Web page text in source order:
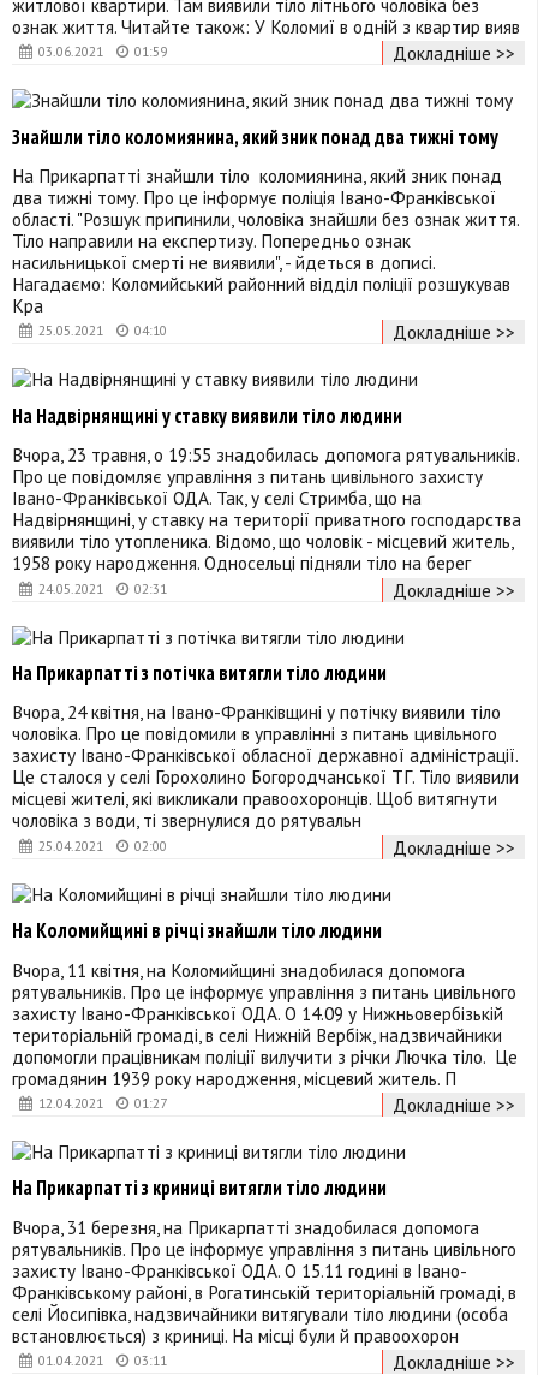
03.06.2021 01:59
житлової квартири. Там виявили тіло літнього чоловіка без
ознак життя. Читайте також: У Коломиї в одній з квартир вияв
Докладніше >>
25.05.2021 04:10
Знайшли тіло коломиянина, який зник понад два тижні тому
На Прикарпатті знайшли тіло коломиянина, який зник понад
два тижні тому. Про це інформує поліція Івано-Франківської
області. "Розшук припинили, чоловіка знайшли без ознак життя.
Тіло направили на експертизу. Попередньо ознак
насильницької смерті не виявили", - йдеться в дописі.
Нагадаємо: Коломийський районний відділ поліції розшукував
Кра
Докладніше >>
24.05.2021 02:31
На Надвірнянщині у ставку виявили тіло людини
Вчора, 23 травня, о 19:55 знадобилась допомога рятувальників.
Про це повідомляє управління з питань цивільного захисту
Івано-Франківської ОДА. Так, у селі Стримба, що на
Надвірнянщині, у ставку на території приватного господарства
виявили тіло утопленика. Відомо, що чоловік - місцевий житель,
1958 року народження. Односельці підняли тіло на берег
Докладніше >>
25.04.2021 02:00
На Прикарпатті з потічка витягли тіло людини
Вчора, 24 квітня, на Івано-Франківщині у потічку виявили тіло
чоловіка. Про це повідомили в управлінні з питань цивільного
захисту Івано-Франківської обласної державної адміністрації.
Це сталося у селі Горохолино Богородчанської ТГ. Тіло виявили
місцеві жителі, які викликали правоохоронців. Щоб витягнути
чоловіка з води, ті звернулися до рятувальн
Докладніше >>
12.04.2021 01:27
На Коломийщині в річці знайшли тіло людини
Вчора, 11 квітня, на Коломийщині знадобилася допомога
рятувальників. Про це інформує управління з питань цивільного
захисту Івано-Франківської ОДА. О 14.09 у Нижньовербізькій
територіальній громаді, в селі Нижній Вербіж, надзвичайники
допомогли працівникам поліції вилучити з річки Лючка тіло. Це
громадянин 1939 року народження, місцевий житель. П
Докладніше >>
01.04.2021 03:11
На Прикарпатті з криниці витягли тіло людини
Вчора, 31 березня, на Прикарпатті знадобилася допомога
рятувальників. Про це інформує управління з питань цивільного
захисту Івано-Франківської ОДА. О 15.11 годині в Івано-
Франківському районі, в Рогатинській територіальній громаді, в
селі Йосипівка, надзвичайники витягували тіло людини (особа
встановлюється) з криниці. На місці були й правоохорон
Докладніше >>